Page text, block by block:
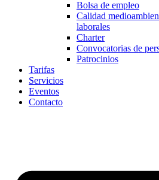
Bolsa de empleo
Calidad
laborales
Charter
Convocatorias de
Patrocinios
Tarifas
Servicios
Eventos
Contacto